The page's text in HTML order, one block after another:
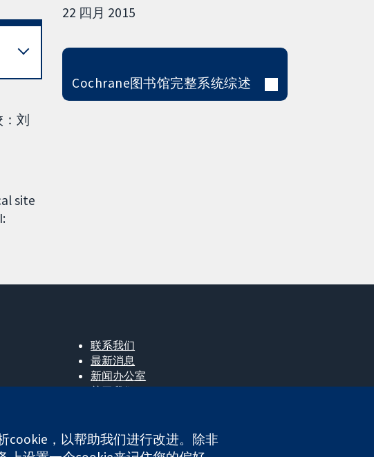
刘
site
22 四月 2015
Cochrane图书馆完整系统综述
联系我们
最新消息
新闻办公室
关于我们
cookie，以帮助我们进行改进。除非